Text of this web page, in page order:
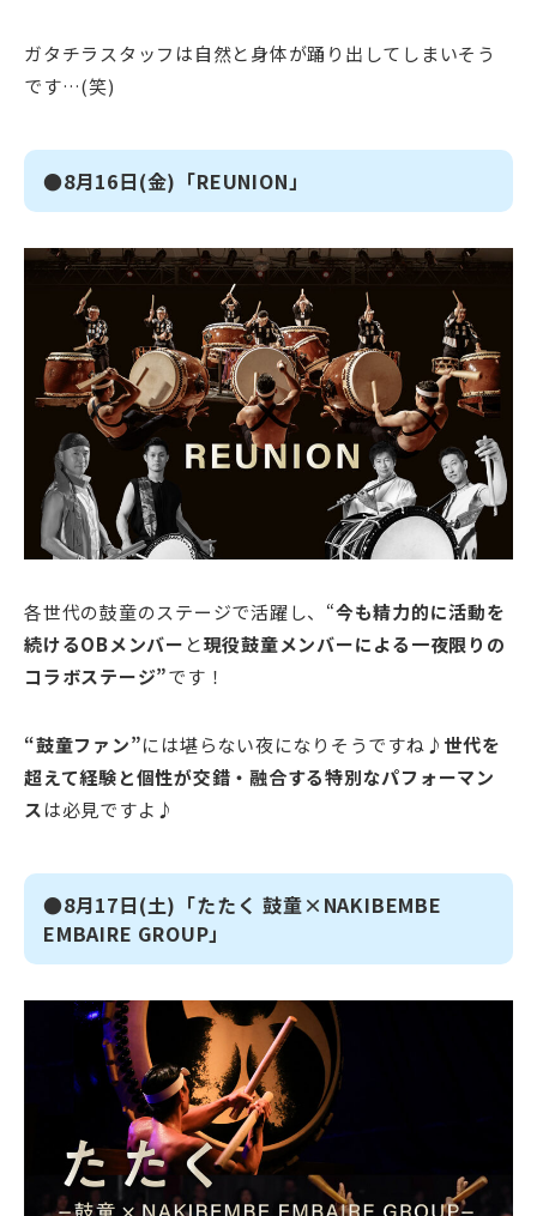
ガタチラスタッフは自然と身体が踊り出してしまいそう
です…(笑)
●8月16日(金) 「REUNION」
各世代の鼓童のステージで活躍し、“今も精力的に活動を
続けるOBメンバー と現役鼓童メンバーによる一夜限りの
コラボステージ”です！
“鼓童ファン”には堪らない夜になりそうですね♪ 世代を
超えて経験と個性が交錯・融合する特別なパフォーマン
スは必見ですよ♪
●8月17日(土)「たたく 鼓童×NAKIBEMBE
EMBAIRE GROUP」